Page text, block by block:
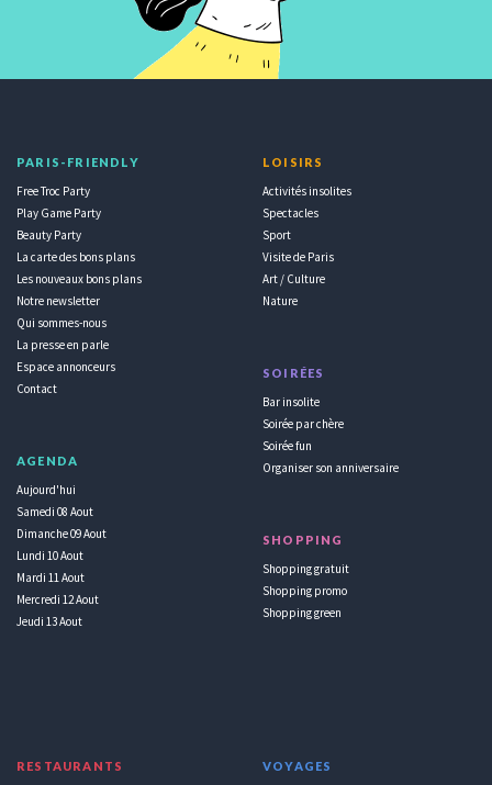
PARIS-FRIENDLY
Free Troc Party
Play Game Party
Beauty Party
La carte des bons plans
Les nouveaux bons plans
Notre newsletter
Qui sommes-nous
La presse en parle
Espace annonceurs
Contact
AGENDA
Aujourd'hui
Samedi 08 Aout
Dimanche 09 Aout
Lundi 10 Aout
Mardi 11 Aout
Mercredi 12 Aout
Jeudi 13 Aout
LOISIRS
Activités insolites
Spectacles
Sport
Visite de Paris
Art / Culture
Nature
SOIRÉES
Bar insolite
Soirée par chère
Soirée fun
Organiser son anniversaire
SHOPPING
Shopping gratuit
Shopping promo
Shopping green
RESTAURANTS VOYAGES